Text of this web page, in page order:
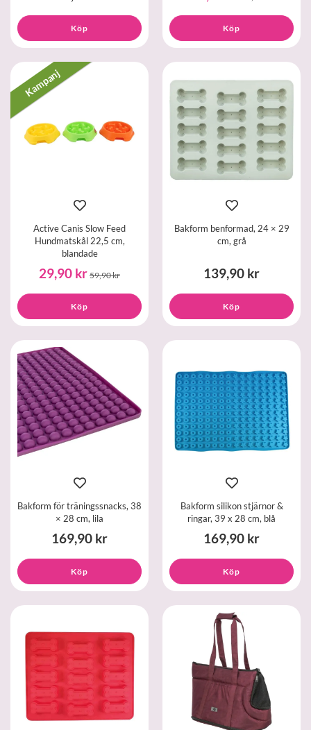
Köp Köp
Kampanj
Active Canis Slow Feed
Hundmatskål 22,5 cm,
blandade
29,90 kr 59,90 kr
Köp
Bakform benformad, 24 × 29
cm, grå
139,90 kr
Köp
Bakform för träningssnacks, 38
× 28 cm, lila
169,90 kr
Köp
Bakform silikon stjärnor &
ringar, 39 x 28 cm, blå
169,90 kr
Köp